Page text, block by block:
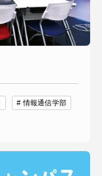
情報通信学部